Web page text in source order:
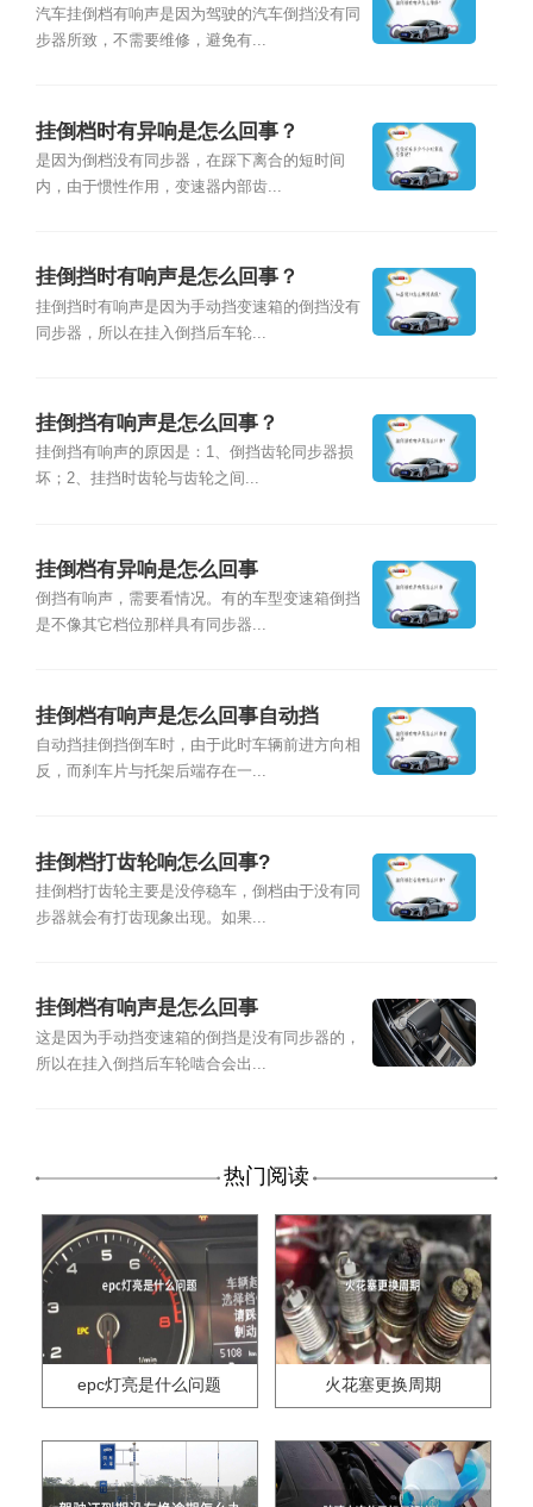
汽车挂倒档有响声是因为驾驶的汽车倒挡没有同
步器所致，不需要维修，避免有...
挂倒档时有异响是怎么回事？
是因为倒档没有同步器，在踩下离合的短时间
内，由于惯性作用，变速器内部齿...
挂倒挡时有响声是怎么回事？
挂倒挡时有响声是因为手动挡变速箱的倒挡没有
同步器，所以在挂入倒挡后车轮...
挂倒挡有响声是怎么回事？
挂倒挡有响声的原因是：1、倒挡齿轮同步器损
坏；2、挂挡时齿轮与齿轮之间...
挂倒档有异响是怎么回事
倒挡有响声，需要看情况。有的车型变速箱倒挡
是不像其它档位那样具有同步器...
挂倒档有响声是怎么回事自动挡
自动挡挂倒挡倒车时，由于此时车辆前进方向相
反，而刹车片与托架后端存在一...
挂倒档打齿轮响怎么回事?
挂倒档打齿轮主要是没停稳车，倒档由于没有同
步器就会有打齿现象出现。如果...
挂倒档有响声是怎么回事
这是因为手动挡变速箱的倒挡是没有同步器的，
所以在挂入倒挡后车轮啮合会出...
热门阅读
epc灯亮是什么问题 火花塞更换周期